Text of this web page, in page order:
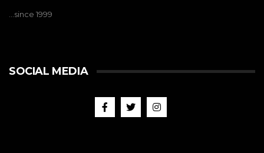
…since 1999
SOCIAL MEDIA